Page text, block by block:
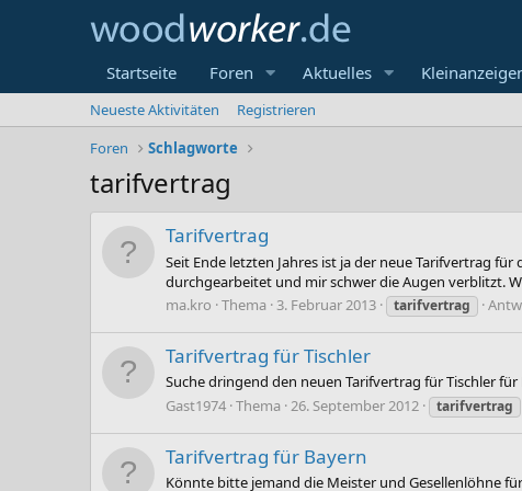
Startseite Foren Aktuelles
Neueste Aktivitäten
Registrieren
Foren
Schlagworte
tarifvertrag
Tarifvertrag
Seit Ende letzten Jahres ist ja der neue Tarifvertrag
durchgearbeitet und mir schwer die Augen verblitzt.
ma.kro Thema 3. Februar 2013 tarifvertrag
Tarifvertrag für Tischler
Suche dringend den neuen Tarifvertrag für Tischler
Gast1974 Thema 26. September 2012 tarifvertrag
Tarifvertrag für Bayern
Könnte bitte jemand die Meister und Gesellenlöhne